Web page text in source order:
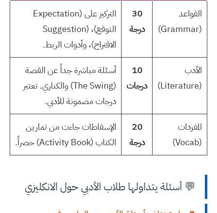
القواعد
(Grammar)
30
درجة
التركيز على (Expectation
التوقع)، (Suggestion
الاقتراح)، وأدوات الربط.
الأدب
(Literature)
10
درجات
أسئلة مباشرة جداً عن القصة
(The Swing) والكناري. تعتبر
درجات مضمونة للأدبي.
المفردات
(Vocab)
20
درجة
الإسقاطات جاءت من تمارين
الكتاب (Activity Book) حصراً.
💬 أسئلة يتداولها طلاب الأدبي حول الانكليزي